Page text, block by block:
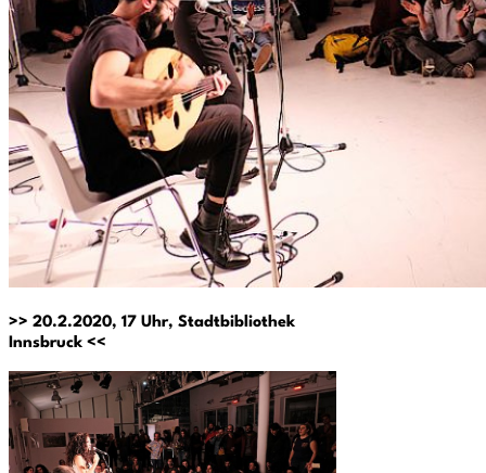
>> 20.2.2020, 17 Uhr, Stadtbibliothek
Innsbruck <<